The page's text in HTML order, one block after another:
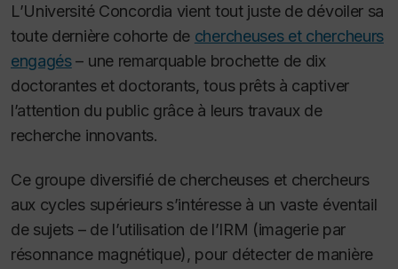
L’Université Concordia vient tout juste de dévoiler sa
toute dernière cohorte de chercheuses et chercheurs
engagés– une remarquable brochette de dix
doctorantes et doctorants, tous prêts à captiver
l’attention du public grâce à leurs travaux de
recherche innovants.
Ce groupe diversifié de chercheuses et chercheurs
aux cycles supérieurs s’intéresse à un vaste éventail
de sujets – de l’utilisation de l’IRM (imagerie par
résonnance magnétique), pour détecter de manière